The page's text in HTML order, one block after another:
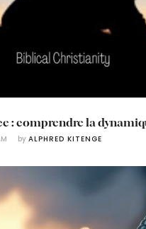
: comprendre la
by ALPHRED KITENGE